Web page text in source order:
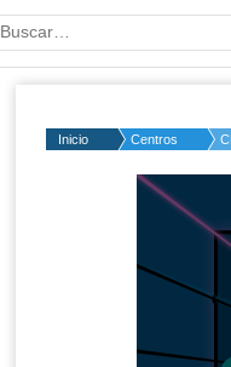
Palabra o frase:
Inicio Centros